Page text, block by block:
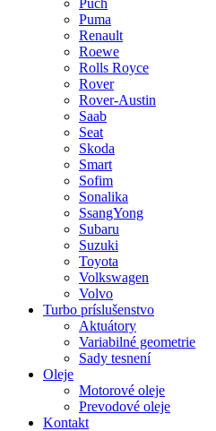
Puma
Renault
Roewe
Rolls Royce
Rover
Rover-Austin
Saab
Seat
Skoda
Smart
Sofim
Sonalika
SsangYong
Subaru
Suzuki
Toyota
Volkswagen
Volvo
Turbo príslušenstvo
Aktuátory
Variabilné geometrie
Sady tesnení
Oleje
Motorové oleje
Prevodové oleje
Kontakt